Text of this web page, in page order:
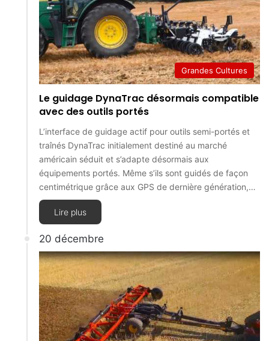
Grandes Cultures
Le guidage DynaTrac désormais compatible
avec des outils portés
L’interface de guidage actif pour outils semi-portés et
traînés DynaTrac initialement destiné au marché
américain séduit et s’adapte désormais aux
équipements portés. Même s’ils sont guidés de façon
centimétrique grâce aux GPS de dernière génération,…
Lire plus
20 décembre